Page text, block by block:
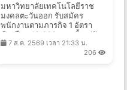
มหาวิทยาลัยเทคโนโลยีราช
มงคลตะวันออก รับสมัคร
พนักงานตามภารกิจ 1 อัตรา
เงินเดือน 18,000 บาท ตั้งแต่วัน
ที่ 3-11 ส.ค. 2569
7 ส.ค. 2569 เวลา 21:33 น.
206